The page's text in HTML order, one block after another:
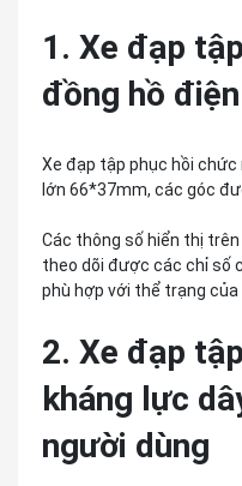
1. Xe đạp
đồng hồ
Xe đạp tập phục hồi chức
lớn 66*37mm, các góc
Các thông số hiển thị
theo dõi được các chỉ số
phù hợp với thể trạng của
2. Xe đạp
kháng lực
người dùng